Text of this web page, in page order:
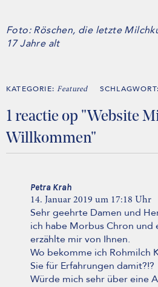
Foto: Röschen, die letzte
17 Jahre alt
KATEGORIE:Featured
1 reactie op "Website
Willkommen"
Petra Krah
14. Januar 2019 um 17:18 Uhr
Sehr geehrte Damen und
ich habe Morbus Chron und
erzählte mir von Ihnen.
Wo bekomme ich Rohmilch
Sie für Erfahrungen damit?!?
Würde mich sehr über eine